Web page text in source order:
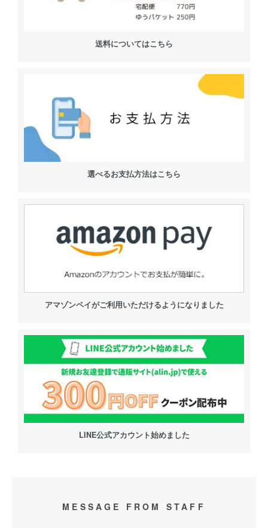
送料についてはこちら
選べるお支払方法はこちら
アマゾンペイがご利用いただけるようになりました
LINE公式アカウント始めました
MESSAGE FROM STAFF